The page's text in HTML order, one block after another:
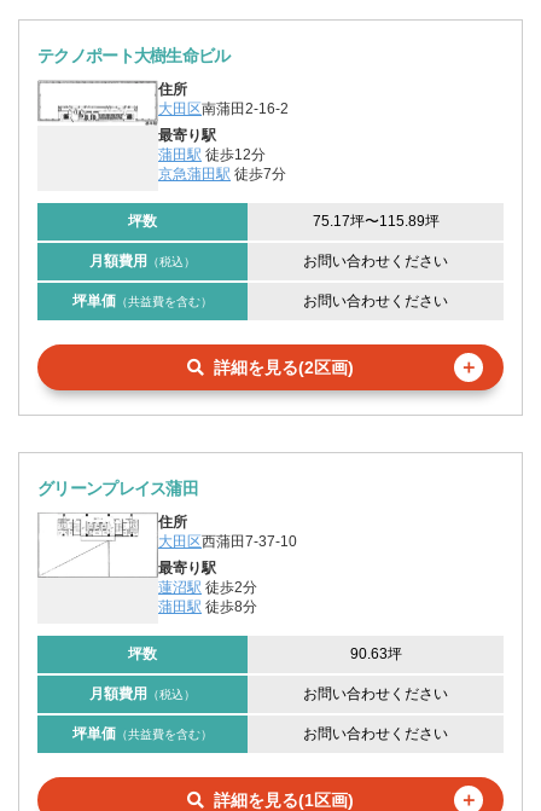
テクノポート大樹生命ビル
住所
大田区南蒲田2-16-2
最寄り駅
蒲田駅 徒歩12分
京急蒲田駅 徒歩7分
坪数 75.17坪〜115.89坪
月額費用 （税込） お問い合わせください
坪単価 （共益費を含む） お問い合わせください
詳細を見る(2区画) ＋
グリーンプレイス蒲田
住所
大田区西蒲田7-37-10
最寄り駅
蓮沼駅 徒歩2分
蒲田駅 徒歩8分
坪数 90.63坪
月額費用 （税込） お問い合わせください
坪単価 （共益費を含む） お問い合わせください
詳細を見る(1区画) ＋